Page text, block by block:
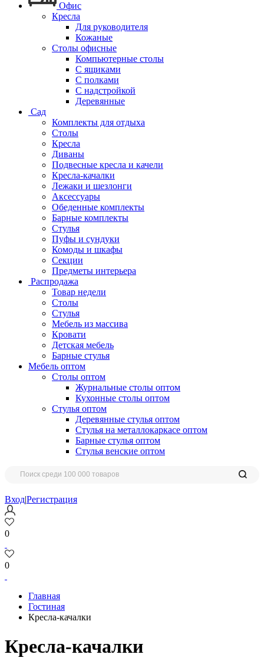
Офис
Кресла
Для руководителя
Кожаные
Столы офисные
Компьютерные столы
С ящиками
С полками
С надстройкой
Деревянные
Сад
Комплекты для отдыха
Столы
Кресла
Диваны
Подвесные кресла и качели
Кресла-качалки
Лежаки и шезлонги
Аксессуары
Обеденные комплекты
Барные комплекты
Стулья
Пуфы и сундуки
Комоды и шкафы
Секции
Предметы интерьера
Распродажа
Товар недели
Столы
Стулья
Мебель из массива
Кровати
Детская мебель
Барные стулья
Мебель оптом
Столы оптом
Журнальные столы оптом
Кухонные столы оптом
Стулья оптом
Деревянные стулья оптом
Стулья на металлокаркасе оптом
Барные стулья оптом
Стулья венские оптом
Вход|Регистрация
0
0
Главная
Гостиная
Кресла-качалки
Кресла-качалки